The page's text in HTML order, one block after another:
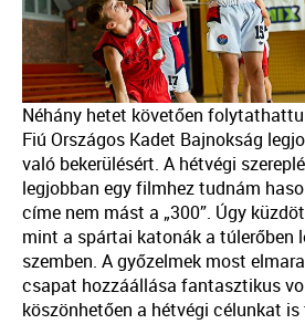
Néhány hetet követően
Fiú Országos Kadet Bajnokság
való bekerülésért. A hétvégi
legjobban egy filmhez tudnám
címe nem mást a „300”. Úgy
mint a spártai katonák a túlerőben
szemben. A győzelmek most
csapat hozzáállása fantasztikus
köszönhetően a hétvégi célunkat